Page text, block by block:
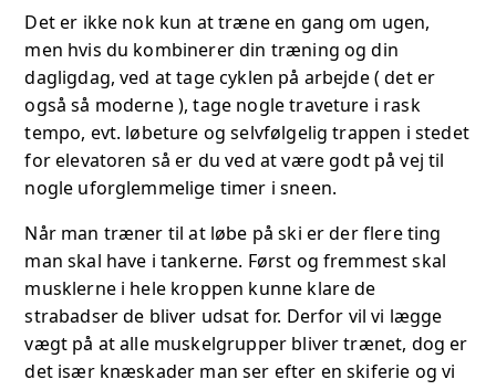
Det er ikke nok kun at træne en gang om ugen,
men hvis du kombinerer din træning og din
dagligdag, ved at tage cyklen på arbejde ( det er
også så moderne ), tage nogle traveture i rask
tempo, evt. løbeture og selvfølgelig trappen i stedet
for elevatoren så er du ved at være godt på vej til
nogle uforglemmelige timer i sneen.
Når man træner til at løbe på ski er der flere ting
man skal have i tankerne. Først og fremmest skal
musklerne i hele kroppen kunne klare de
strabadser de bliver udsat for. Derfor vil vi lægge
vægt på at alle muskelgrupper bliver trænet, dog er
det især knæskader man ser efter en skiferie og vi